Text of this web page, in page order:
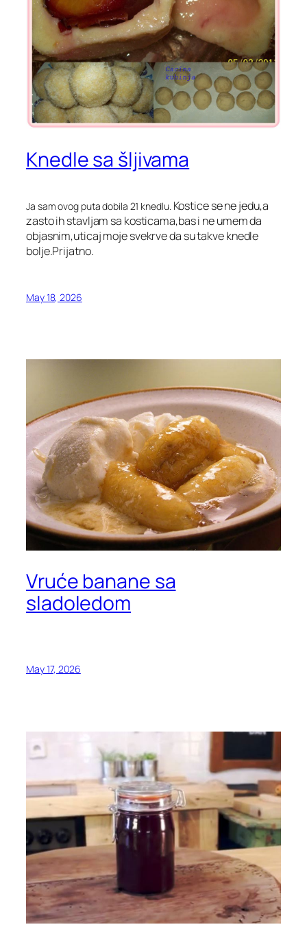
Knedle sa šljivama
Ja sam ovog puta dobila 21 knedlu. Kostice se ne jedu,a
zasto ih stavljam sa kosticama,bas i ne umem da
objasnim,uticaj moje svekrve da su takve knedle
bolje.Prijatno.
May 18, 2026
Vruće banane sa
sladoledom
May 17, 2026